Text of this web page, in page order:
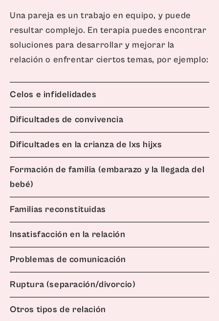
Una pareja es un trabajo en equipo, y puede
resultar complejo. En terapia puedes encontrar
soluciones para desarrollar y mejorar la
relación o enfrentar ciertos temas, por ejemplo:
Celos e infidelidades
Dificultades de convivencia
Dificultades en la crianza de lxs hijxs
Formación de familia (embarazo y la llegada del
bebé)
Familias reconstituidas
Insatisfacción en la relación
Problemas de comunicación
Ruptura (separación/divorcio)
Otros tipos de relación